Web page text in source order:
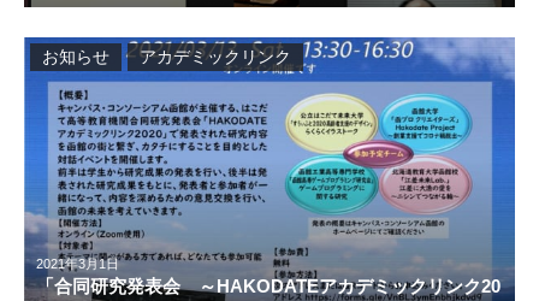
2021年3月1日
「合同研究発表会 ～HAKODATEアカデミックリンク20
お知らせ アカデミックリンク